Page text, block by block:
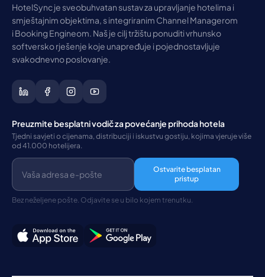
HotelSync je sveobuhvatan sustav za upravljanje hotelima i
smještajnim objektima, s integriranim Channel Managerom
i Booking Engineom. Naš je cilj tržištu ponuditi vrhunsko
softversko rješenje koje unapređuje i pojednostavljuje
svakodnevno poslovanje.
Preuzmite besplatni vodič za povećanje prihoda hotela
Tjedni savjeti o cijenama, distribuciji i iskustvu gostiju, kojima vjeruje više
od 41.000 hotelijera.
Ostvarite besplatan
pristup
Bez neželjene pošte. Odjavite se u bilo kojem trenutku.